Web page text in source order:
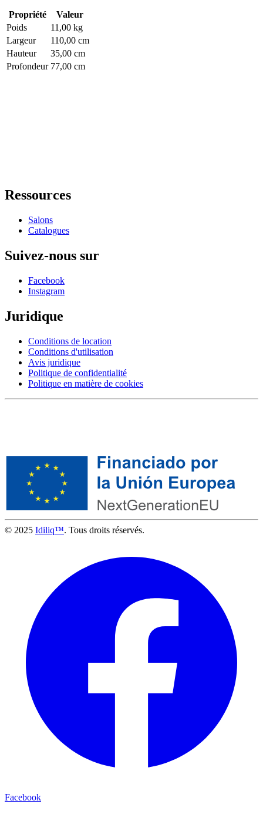
Propriété
Valeur
Poids
11,00 kg
Largeur
110,00 cm
Hauteur
35,00 cm
Profondeur 77,00 cm
Ressources
Salons
Catalogues
Suivez-nous sur
Facebook
Instagram
Juridique
Conditions de location
Conditions d'utilisation
Avis juridique
Politique de confidentialité
Politique en matière de cookies
© 2025 Idiliq™. Tous droits réservés.
Facebook